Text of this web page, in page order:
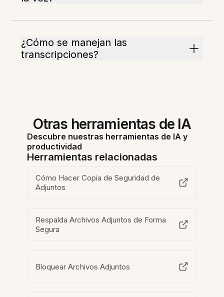
¿Cómo se manejan las
transcripciones?
Otras herramientas de IA
Descubre nuestras herramientas de IA y
productividad
Herramientas relacionadas
Cómo Hacer Copia de Seguridad de
Adjuntos
Respalda Archivos Adjuntos de Forma
Segura
Bloquear Archivos Adjuntos